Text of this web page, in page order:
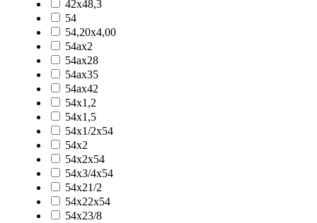
42x48,3
54
54,20x4,00
54ax2
54ax28
54ax35
54ax42
54x1,2
54x1,5
54x1/2x54
54x2
54x2x54
54x3/4x54
54x21/2
54x22x54
54x23/8